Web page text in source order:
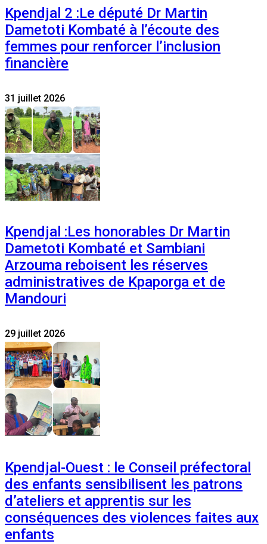
Kpendjal 2 :Le député Dr Martin
Dametoti Kombaté à l’écoute des
femmes pour renforcer l’inclusion
financière
31 juillet 2026
Kpendjal :Les honorables Dr Martin
Dametoti Kombaté et Sambiani
Arzouma reboisent les réserves
administratives de Kpaporga et de
Mandouri
29 juillet 2026
Kpendjal-Ouest : le Conseil préfectoral
des enfants sensibilisent les patrons
d’ateliers et apprentis sur les
conséquences des violences faites aux
enfants